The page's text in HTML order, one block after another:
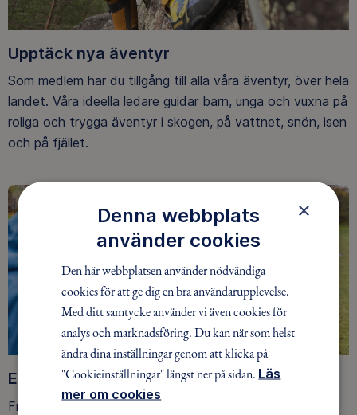
Upptäck nya äventyr
Som medlem har du tillgång till alla våra äventyr, över hela
landet. Våra ideella ledare guidar barn, unga och vuxna på
roliga och trygga äventyr i skogen, på vattnet, snön, isen
och på fjället.
Ett friluftsliv för alla
Friluftsfrämjandet arbetar för att så många som möjligt
×
Denna webbplats
använder cookies
Den här webbplatsen använder nödvändiga
cookies för att ge dig en bra användarupplevelse.
Med ditt samtycke använder vi även cookies för
analys och marknadsföring. Du kan när som helst
ändra dina inställningar genom att klicka på
"Cookieinställningar" längst ner på sidan. Läs
mer om cookies